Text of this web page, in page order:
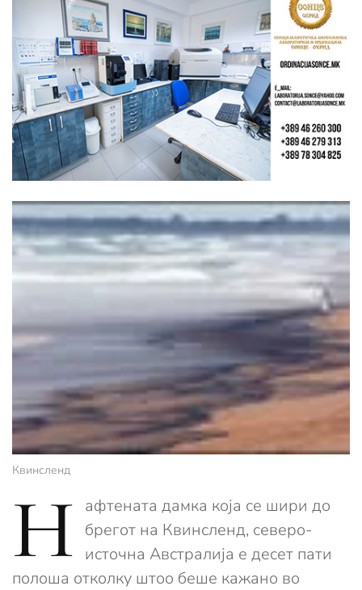
Квинсленд
Н афтената дамка која се шири до
брегот на Квинсленд, северо-
источна Австралија е десет пати
полоша отколку штоо беше кажано во